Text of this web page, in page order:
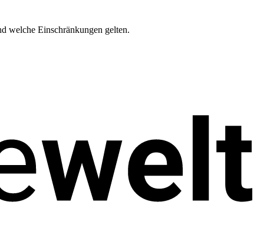
welche Einschränkungen gelten.